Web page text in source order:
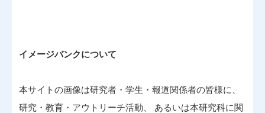
イメージバンクについて
本サイトの画像は研究者・学生・報道関係者の皆様に、
研究・教育・アウトリーチ活動、 あるいは本研究科に関